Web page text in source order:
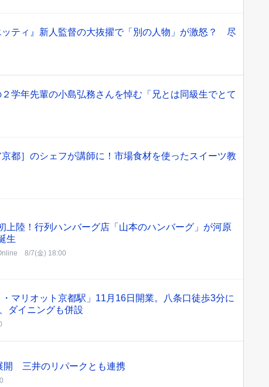
ッティ』新人監督の大抜擢で「別の人物」が激怒？ 尽
学年先輩の小島弘務さんを悼む「兄とは同級生でとて
京都］のシェフが講師に！市場食材を使ったスイーツ教
上陸！行列ハンバーグ店「山本のハンバーグ」が河原
生
8/7(金) 18:00
・マリオット京都駅」11月16日開業。八条口徒歩3分に
ダイニングも併設
開 三井のリパークとも連携